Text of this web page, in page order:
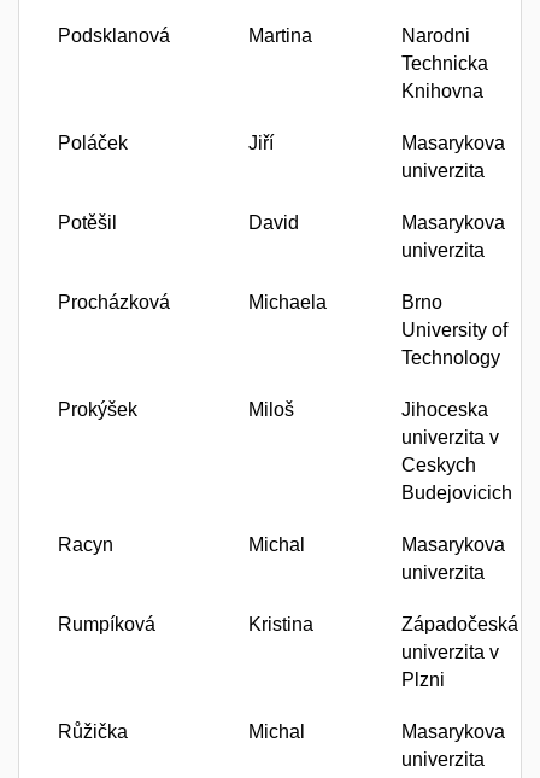
Podsklanová Martina
Narodni
Technicka
Knihovna
Poláček Jiří
Masarykova
univerzita
Potěšil David
Masarykova
univerzita
Procházková Michaela
Brno
University of
Technology
Prokýšek Miloš
Jihoceska
univerzita v
Ceskych
Budejovicich
Racyn Michal
Masarykova
univerzita
Rumpíková Kristina
Západočeská
univerzita v
Plzni
Růžička Michal
Masarykova
univerzita